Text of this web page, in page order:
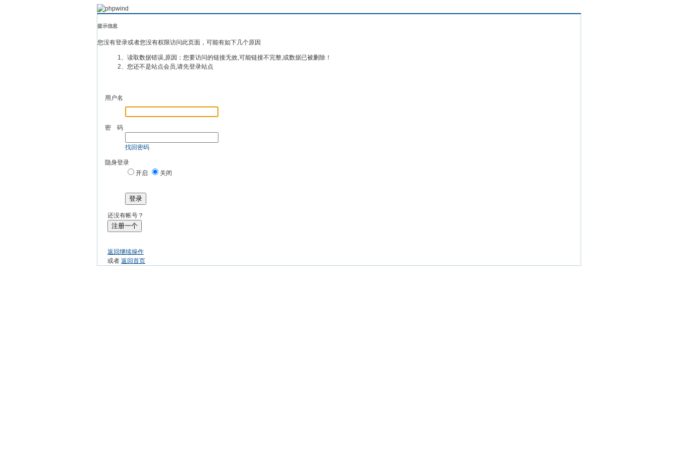
提示信息
您没有登录或者您没有权限访问此页面，可能有如下几个原因
1、读取数据错误,原因：您要访问的链接无效,可能链接不完整,或数据已被删除！
2、您还不是站点会员,请先登录站点
用户名
密 码
找回密码
隐身登录
开启
关闭
登录
还没有帐号？
注册一个
返回继续操作
或者 返回首页